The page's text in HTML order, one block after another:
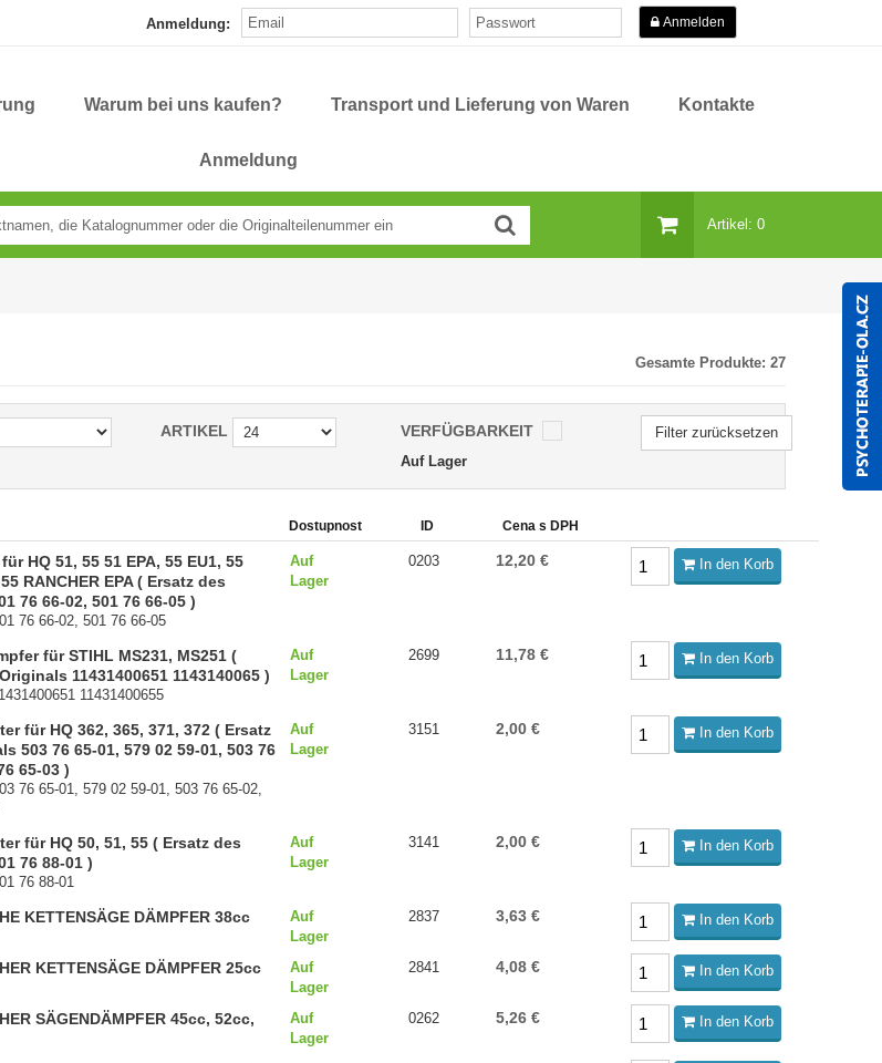
Anmeldung: Anmelden
Warum bei uns kaufen? Transport und Lieferung von Waren Kontakte
Anmeldung
Artikel: 0
Gesamte Produkte: 27
ARTIKEL VERFÜGBARKEIT
Auf Lager
Filter zurücksetzen
Dostupnost ID Cena s DPH
HQ 51, 55 51 EPA, 55 EU1, 55
RANCHER EPA ( Ersatz des
76 66-02, 501 76 66-05 )
76 66-02, 501 76 66-05
Auf
Lager
0203 12,20 € In den Korb
für STIHL MS231, MS251 (
11431400651 1143140065 )
11431400655
Auf
Lager
2699 11,78 € In den Korb
für HQ 362, 365, 371, 372 ( Ersatz
503 76 65-01, 579 02 59-01, 503 76
65-03 )
76 65-01, 579 02 59-01, 503 76 65-02,
Auf
Lager
3151 2,00 € In den Korb
für HQ 50, 51, 55 ( Ersatz des
76 88-01 )
76 88-01
Auf
Lager
3141 2,00 € In den Korb
KETTENSÄGE DÄMPFER 38cc
Auf
Lager
2837 3,63 € In den Korb
KETTENSÄGE DÄMPFER 25cc
Auf
Lager
2841 4,08 € In den Korb
SÄGENDÄMPFER 45cc, 52cc,
Auf
Lager
0262 5,26 € In den Korb